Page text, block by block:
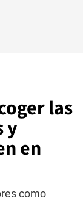
las
y
en
como